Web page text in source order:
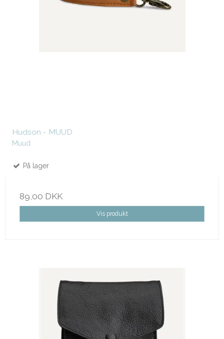
Hudson - MUUD
Muud
På lager
89,00 DKK
Vis produkt